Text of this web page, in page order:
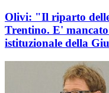
Olivi: "Il riparto
Trentino. E'
istituzionale della